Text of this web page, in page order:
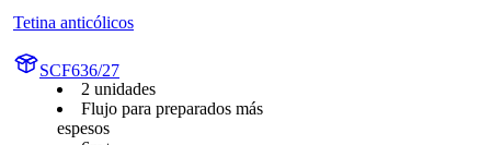
Tetina anticólicos
SCF636/27
2 unidades
Flujo para preparados más
espesos